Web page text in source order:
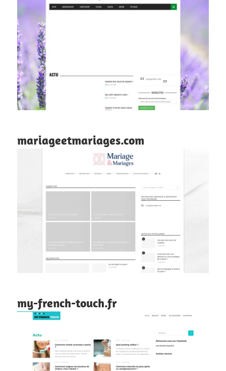
mariageetmariages.com
my-french-touch.fr